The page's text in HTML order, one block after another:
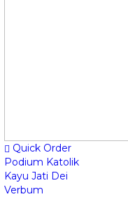
Quick Order
Podium Katolik
Kayu Jati Dei
Verbum